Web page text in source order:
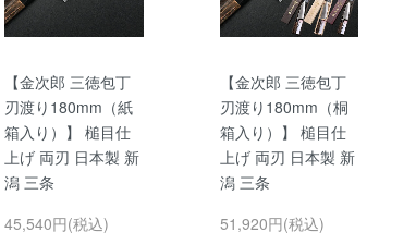
【金次郎 三徳包丁
刃渡り180mm（紙
箱入り）】 槌目仕
上げ 両刃 日本製 新
潟 三条
45,540円(税込)
【金次郎 三徳包丁
刃渡り180mm（桐
箱入り）】 槌目仕
上げ 両刃 日本製 新
潟 三条
51,920円(税込)